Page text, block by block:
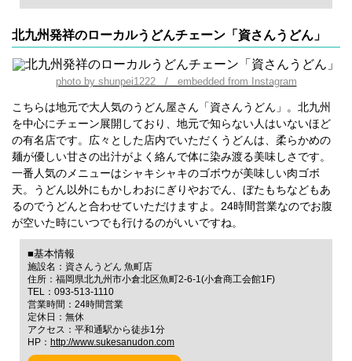
北九州発祥のローカルうどんチェーン「資さんうどん」
photo by shunpei1222 / embedded from Instagram
こちらは地元で大人気のうどん屋さん「資さんうどん」。北九州
を中心にチェーン展開しており、地元で知らない人はいないほど
の有名店です。広々とした店内でいただくうどんは、柔らかめの
麺が優しい甘さの出汁がよく絡んで体に染み渡る美味しさです。
一番人気のメニューはシャキシャキのゴボウが美味しい肉ゴボ
天。うどん以外にもかしわおにぎりやおでん、ぼたもちなどもあ
るのでうどんと合わせていただけますよ。24時間営業なのでお腹
が空いた時にいつでも行けるのがいいですね。
■基本情報
施設名：資さんうどん 魚町店
住所：福岡県北九州市小倉北区魚町2-6-1(小倉商工会館1F)
TEL：093-513-1110
営業時間：24時間営業
定休日：無休
アクセス：平和通駅から徒歩1分
HP： http://www.sukesanudon.com